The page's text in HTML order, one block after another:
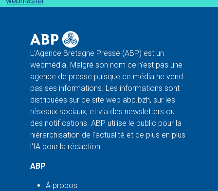
L'Agence Bretagne Presse (ABP) est un
webmédia. Malgré son nom ce n'est pas une
agence de presse puisque ce média ne vend
pas ses informations. Les informations sont
distribuées sur ce site web abp.bzh, sur les
réseaux sociaux, et via des newsletters ou
des notifications. ABP utilise le public pour la
hiérarchisation de l'actualité et de plus en plus
l'IA pour la rédaction.
ABP
À propos